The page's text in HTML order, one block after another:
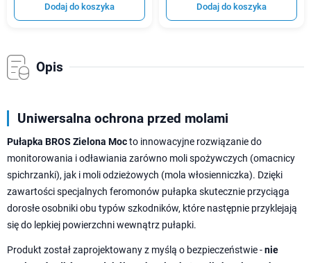
Dodaj do koszyka Dodaj do koszyka
Opis
Uniwersalna ochrona przed molami
Pułapka BROS Zielona Mocto innowacyjne rozwiązanie do
monitorowania i odławiania zarówno moli spożywczych (omacnicy
spichrzanki), jak i moli odzieżowych (mola włosienniczka). Dzięki
zawartości specjalnych feromonów pułapka skutecznie przyciąga
dorosłe osobniki obu typów szkodników, które następnie przyklejają
się do lepkiej powierzchni wewnątrz pułapki.
Produkt został zaprojektowany z myślą o bezpieczeństwie -nie